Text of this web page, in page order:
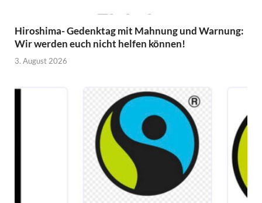
Hiroshima- Gedenktag mit Mahnung und Warnung:
Wir werden euch nicht helfen können!
3. August 2026